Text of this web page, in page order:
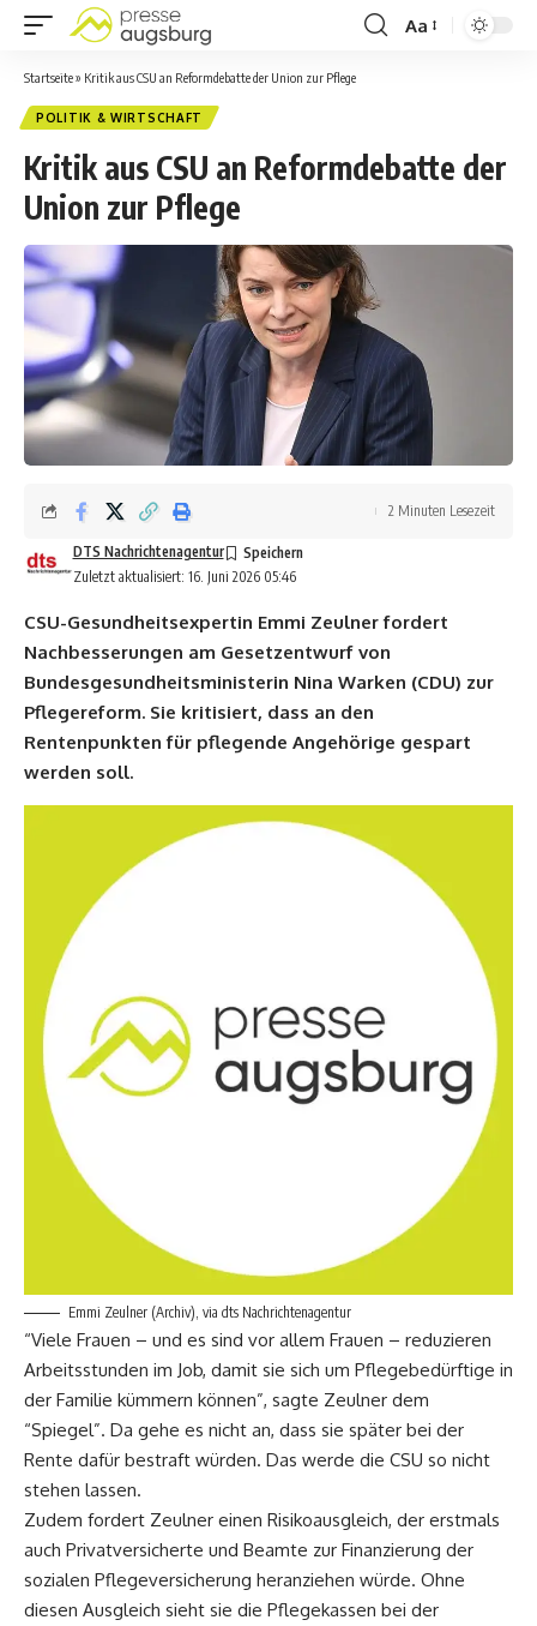
Aa
Startseite» Kritik aus CSU an Reformdebatte der Union zur Pflege
POLITIK & WIRTSCHAFT
Kritik aus CSU an Reformdebatte der
Union zur Pflege
Zuletzt aktualisiert: 16. Juni 2026 05:46
DTS Nachrichtenagentur
2 Minuten Lesezeit
CSU-Gesundheitsexpertin Emmi Zeulner fordert
Nachbesserungen am Gesetzentwurf von
Bundesgesundheitsministerin Nina Warken (CDU) zur
Pflegereform. Sie kritisiert, dass an den
Rentenpunkten für pflegende Angehörige gespart
werden soll.
Emmi Zeulner (Archiv), via dts Nachrichtenagentur
“Viele Frauen – und es sind vor allem Frauen – reduzieren
Arbeitsstunden im Job, damit sie sich um Pflegebedürftige in
der Familie kümmern können”, sagte Zeulner dem
“Spiegel”. Da gehe es nicht an, dass sie später bei der
Rente dafür bestraft würden. Das werde die CSU so nicht
stehen lassen.
Zudem fordert Zeulner einen Risikoausgleich, der erstmals
auch Privatversicherte und Beamte zur Finanzierung der
sozialen Pflegeversicherung heranziehen würde. Ohne
diesen Ausgleich sieht sie die Pflegekassen bei der